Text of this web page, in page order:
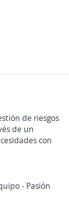
de riesgos
de un
con
- Pasión